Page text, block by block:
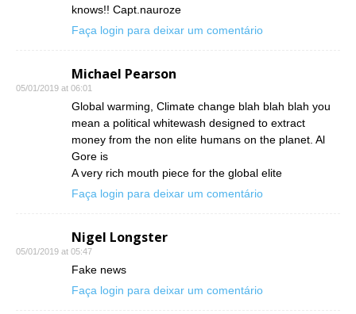
knows!! Capt.nauroze
Faça login para deixar um comentário
Michael Pearson
05/01/2019 at 06:01
Global warming, Climate change blah blah blah you
mean a political whitewash designed to extract
money from the non elite humans on the planet. Al
Gore is
A very rich mouth piece for the global elite
Faça login para deixar um comentário
Nigel Longster
05/01/2019 at 05:47
Fake news
Faça login para deixar um comentário